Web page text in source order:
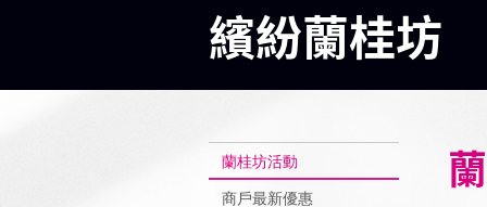
繽紛蘭桂坊
蘭桂坊活動
商戶最新優惠